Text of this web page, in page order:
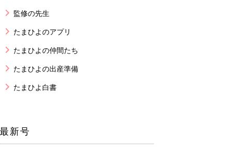
監修の先生
たまひよのアプリ
たまひよの仲間たち
たまひよの出産準備
たまひよ白書
最新号